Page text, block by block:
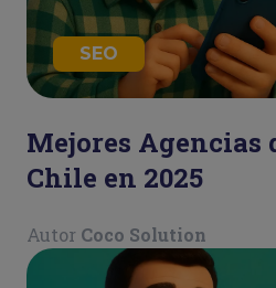
SEO
Mejores Agencias
Chile en 2025
Autor Coco Solution